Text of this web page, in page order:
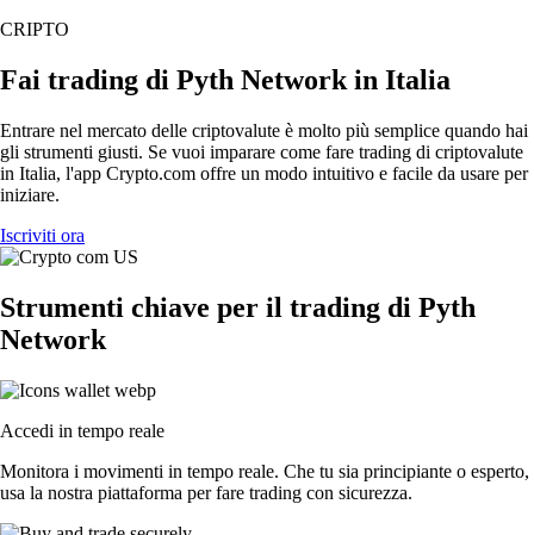
CRIPTO
Fai trading di Pyth Network in Italia
Entrare nel mercato delle criptovalute è molto più semplice quando hai
gli strumenti giusti. Se vuoi imparare come fare trading di criptovalute
in Italia, l'app Crypto.com offre un modo intuitivo e facile da usare per
iniziare.
Iscriviti ora
Strumenti chiave per il trading di Pyth
Network
Accedi in tempo reale
Monitora i movimenti in tempo reale. Che tu sia principiante o esperto,
usa la nostra piattaforma per fare trading con sicurezza.